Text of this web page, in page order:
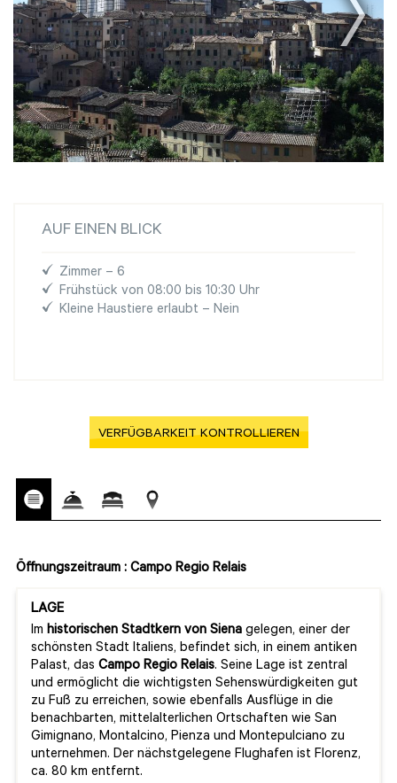
AUF EINEN BLICK
Zimmer – 6
Frühstück von 08:00 bis 10:30 Uhr
Kleine Haustiere erlaubt – Nein
VERFÜGBARKEIT KONTROLLIEREN
Öffnungszeitraum : Campo Regio Relais
LAGE
Im historischen Stadtkern von Siena gelegen, einer der
schönsten Stadt Italiens, befindet sich, in einem antiken
Palast, das Campo Regio Relais. Seine Lage ist zentral
und ermöglicht die wichtigsten Sehenswürdigkeiten gut
zu Fuß zu erreichen, sowie ebenfalls Ausflüge in die
benachbarten, mittelalterlichen Ortschaften wie San
Gimignano, Montalcino, Pienza und Montepulciano zu
unternehmen. Der nächstgelegene Flughafen ist Florenz,
ca. 80 km entfernt.